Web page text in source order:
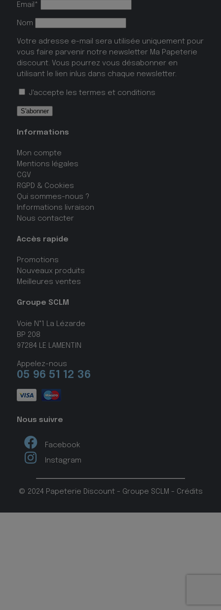
Email*
Nom
Votre adresse e-mail sera utilisée uniquement pour
vous faire parvenir notre newsletter Ma Papeterie
discount. Vous pourrez vous désabonner en
utilisant le lien inlus dans chaque newsletter.
J'accepte les termes et conditions
Informations
Mon compte
Mentions légales
CGV
RGPD & Cookies
Qui sommes-nous ?
Informations livraison
Nous contacter
Accès rapide
Promotions
Nouveaux produits
Meilleures ventes
Groupe SCLM
Voie N°1 La Lézarde
BP 208
97284 LE LAMENTIN
Appelez-nous
05 96 51 12 36
Nous suivre
Facebook
Instagram
© 2024 Papeterie Discount - Groupe SCLM - Crédits